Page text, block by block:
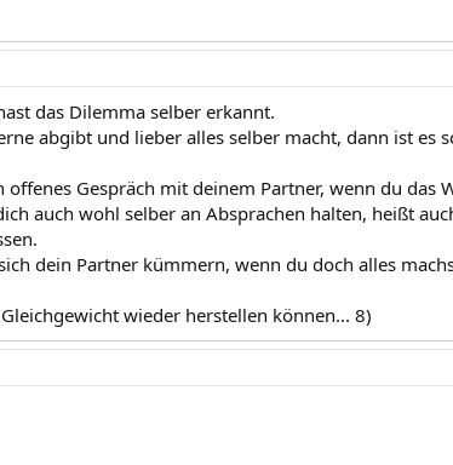
das Dilemma selber erkannt.
abgibt und lieber alles selber macht, dann ist es
Gespräch mit deinem Partner, wenn du das
auch wohl selber an Absprachen halten, heißt
dein Partner kümmern, wenn du doch alles
wieder herstellen können... 8)